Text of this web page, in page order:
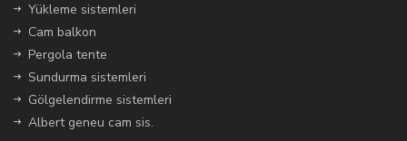
Yükleme sistemleri
Cam balkon
Pergola tente
Sundurma sistemleri
Gölgelendirme sistemleri
Albert geneu cam sis.